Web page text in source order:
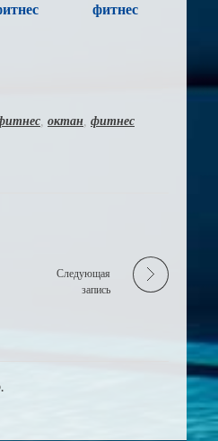
фитнес
, октан, фитнес
Следующая
запись